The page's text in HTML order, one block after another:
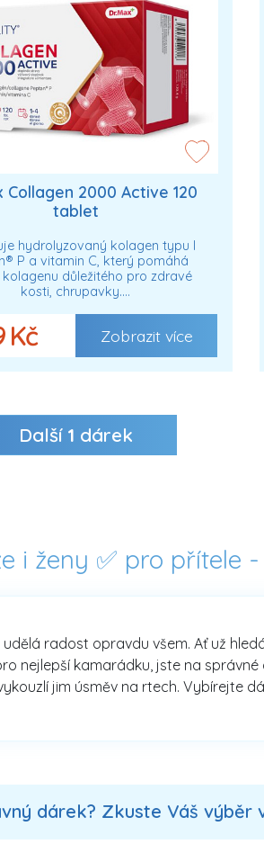
Collagen 2000 Active 120
tablet
hydrolyzovaný kolagen typu I
P a vitamin C, který pomáhá
důležitého pro zdravé
kosti, chrupavky.…
Kč Zobrazit více
Další 1 dárek
i ženy ✅ pro přítele -
radost opravdu všem. Ať už
nejlepší kamarádku, jste na
jim úsměv na rtech. Vybírejte
dárek? Zkuste Váš výběr